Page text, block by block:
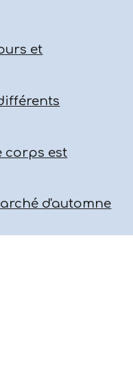
et
corps est
d'automne